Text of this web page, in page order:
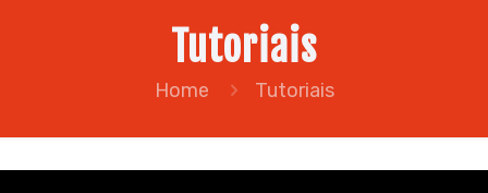
Tutoriais
Home Tutoriais